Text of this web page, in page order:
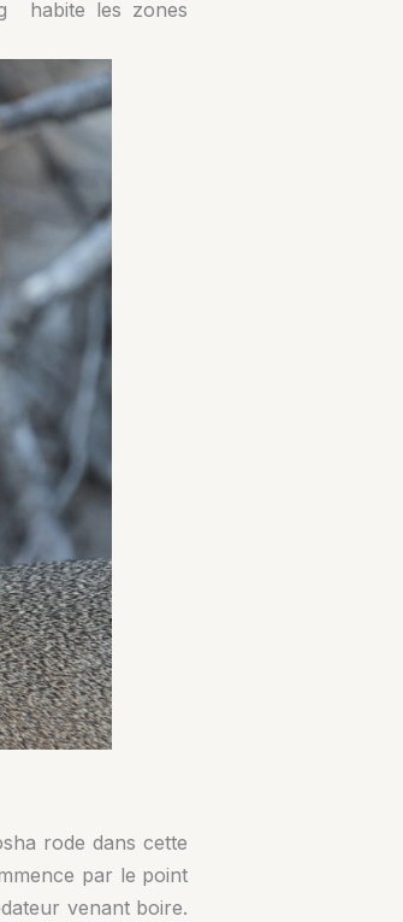
habite les zones
rode dans cette
par le point
venant boire.